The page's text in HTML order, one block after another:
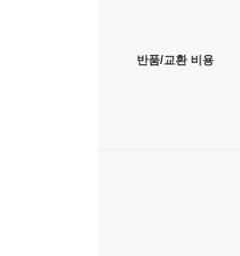
반품/교환 비용